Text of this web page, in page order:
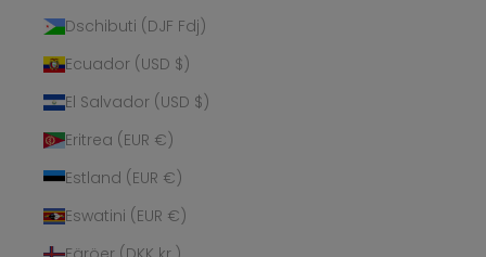
Dschibuti (DJF Fdj)
Ecuador (USD $)
El Salvador (USD $)
Eritrea (EUR €)
Estland (EUR €)
Eswatini (EUR €)